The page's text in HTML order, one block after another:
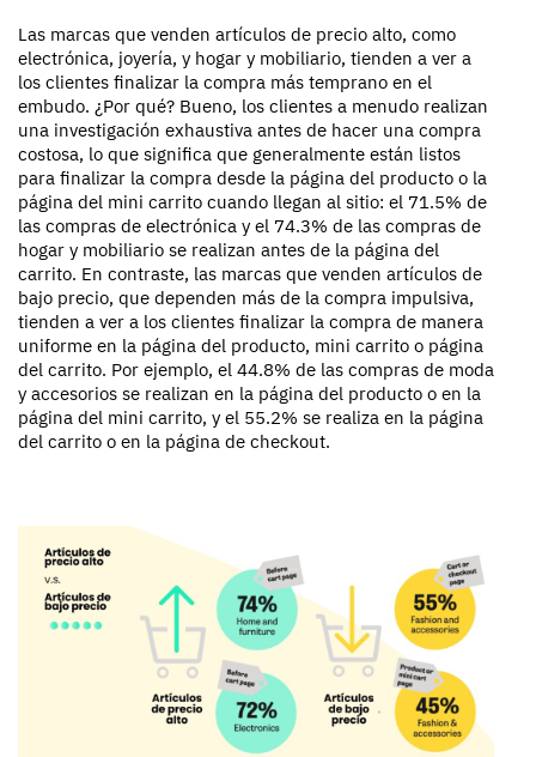
Las marcas que venden artículos de precio alto, como
electrónica, joyería, y hogar y mobiliario, tienden a ver a
los clientes finalizar la compra más temprano en el
embudo. ¿Por qué? Bueno, los clientes a menudo realizan
una investigación exhaustiva antes de hacer una compra
costosa, lo que significa que generalmente están listos
para finalizar la compra desde la página del producto o la
página del mini carrito cuando llegan al sitio: el 71.5% de
las compras de electrónica y el 74.3% de las compras de
hogar y mobiliario se realizan antes de la página del
carrito. En contraste, las marcas que venden artículos de
bajo precio, que dependen más de la compra impulsiva,
tienden a ver a los clientes finalizar la compra de manera
uniforme en la página del producto, mini carrito o página
del carrito. Por ejemplo, el 44.8% de las compras de moda
y accesorios se realizan en la página del producto o en la
página del mini carrito, y el 55.2% se realiza en la página
del carrito o en la página de checkout.